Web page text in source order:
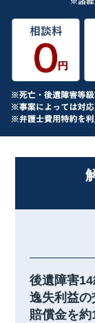
後遺障害14
逸失利益の
賠償金を約